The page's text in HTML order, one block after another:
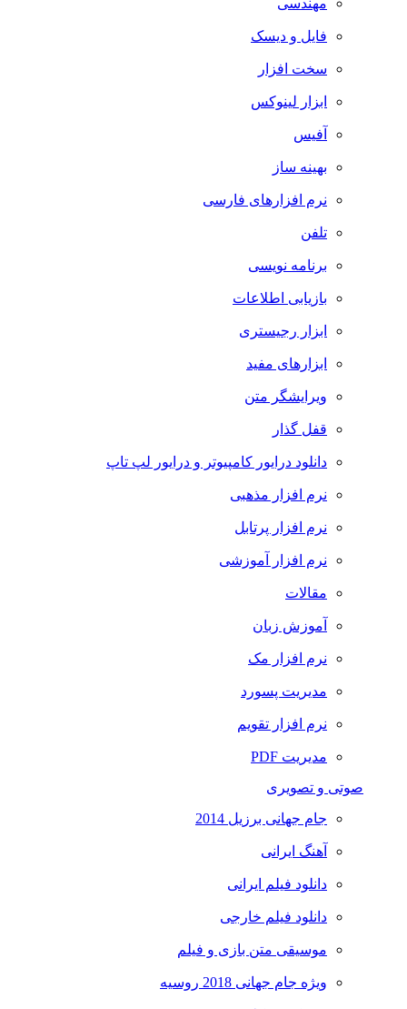
مهندسی
فایل و دیسک
سخت افزار
ابزار لینوکس
آفیس
بهینه ساز
نرم افزارهای فارسی
تلفن
برنامه نویسی
بازیابی اطلاعات
ابزار رجیستری
ابزارهای مفید
ویرایشگر متن
قفل گذار
دانلود درایور کامپیوتر و درایور لپ تاپ
نرم افزار مذهبی
نرم افزار پرتابل
نرم افزار آموزشی
مقالات
آموزش زبان
نرم افزار مک
مدیریت پسورد
نرم افزار تقویم
مدیریت PDF
صوتی و تصویری
جام جهانی برزیل 2014
آهنگ ایرانی
دانلود فیلم ایرانی
دانلود فیلم خارجی
موسیقی متن بازی و فیلم
ویژه جام جهانی 2018 روسیه